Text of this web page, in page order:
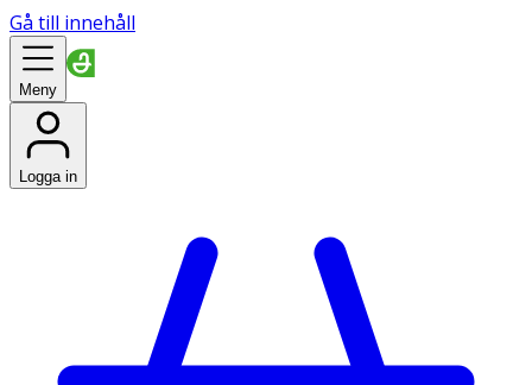
Gå till innehåll
Meny
Logga in